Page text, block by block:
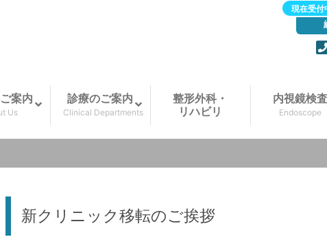
案内
Us
診療のご案内
Clinical Departments
整形外科・
リハビリ
内視鏡検査
Endoscope
現在受付
新クリニック移転のご挨拶